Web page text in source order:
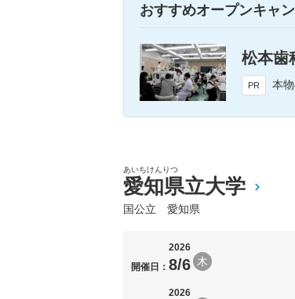
おすすめオープンキャ
松本歯
PR 本物の
あいちけんりつ
愛知県立大学
国公立 愛知県
開催日：
2026
8/6 木
2026